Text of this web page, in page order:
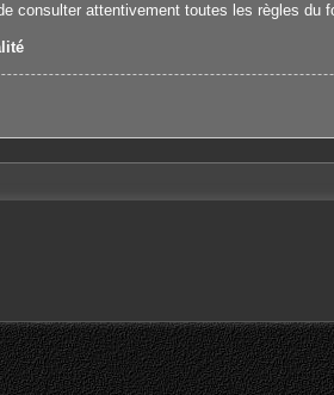
consulter attentivement toutes les règles du